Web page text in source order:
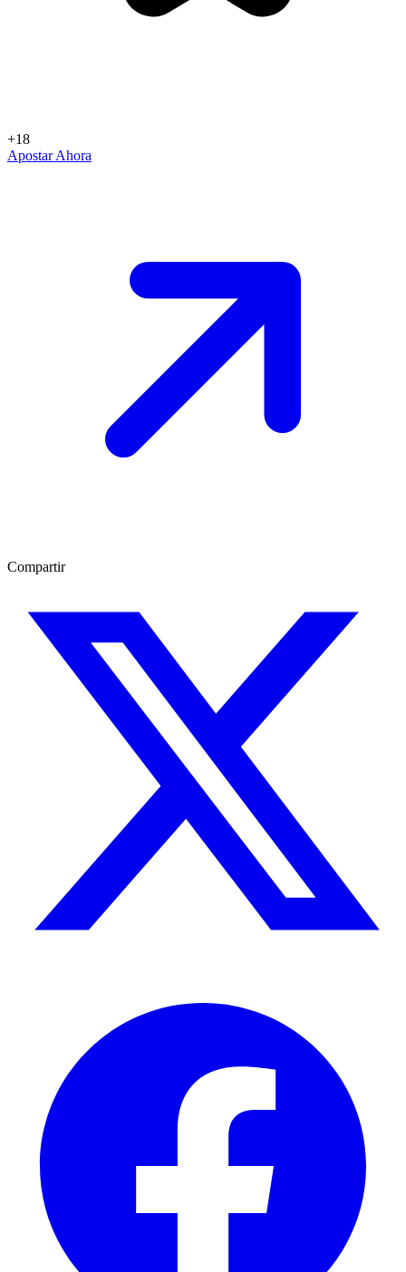
+18
Apostar Ahora
Compartir